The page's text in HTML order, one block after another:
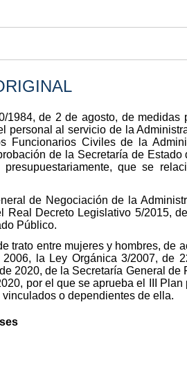
de 2 de agosto, de medidas
personal al servicio de la
Civiles de la
de la Secretaría de
que se
de Negociación de la
Decreto Legislativo 5/2015,
Público.
trato entre mujeres y hombres, de
la Ley Orgánica 3/2007, de
2020, de la Secretaría General de
por el que se aprueba el III
o dependientes de ella.